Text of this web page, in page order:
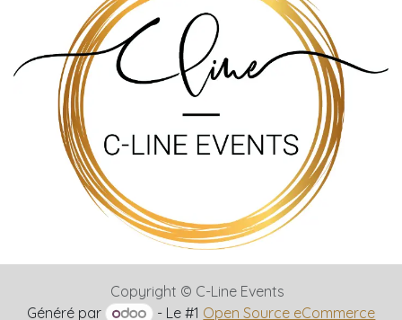
Copyright © C-Line Events
Généré par
- Le #1 Open Source eCommerce